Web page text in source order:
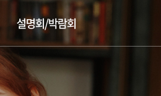
담신청
설명회/박람회
/박람회/시험 일정